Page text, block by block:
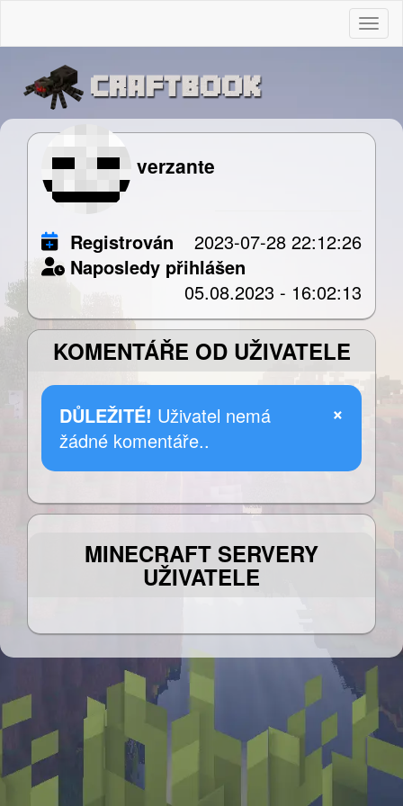
verzante
Registrován
2023-07-28 22:12:26
Naposledy přihlášen
05.08.2023 - 16:02:13
KOMENTÁŘE OD UŽIVATELE
×
DŮLEŽITÉ! Uživatel nemá
žádné komentáře..
MINECRAFT SERVERY
UŽIVATELE